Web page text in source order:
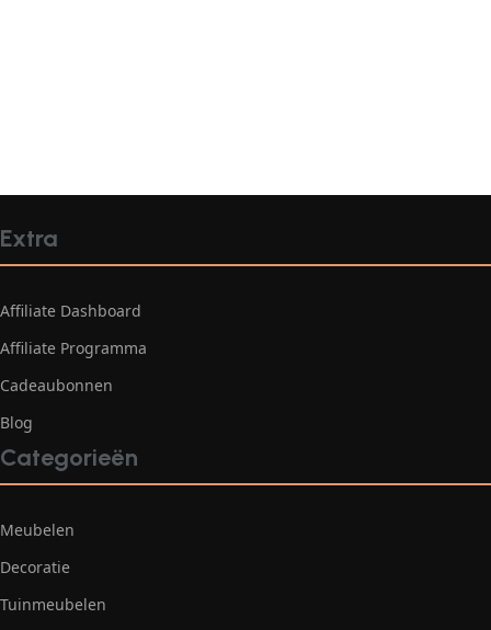
Extra
Affiliate Dashboard
Affiliate Programma
Cadeaubonnen
Blog
Categorieën
Meubelen
Decoratie
Tuinmeubelen